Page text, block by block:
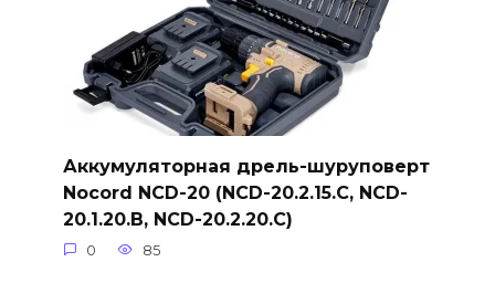
Аккумуляторная дрель-шуруповерт
Nocord NCD-20 (NCD-20.2.15.C, NCD-
20.1.20.B, NCD-20.2.20.C)
0 85